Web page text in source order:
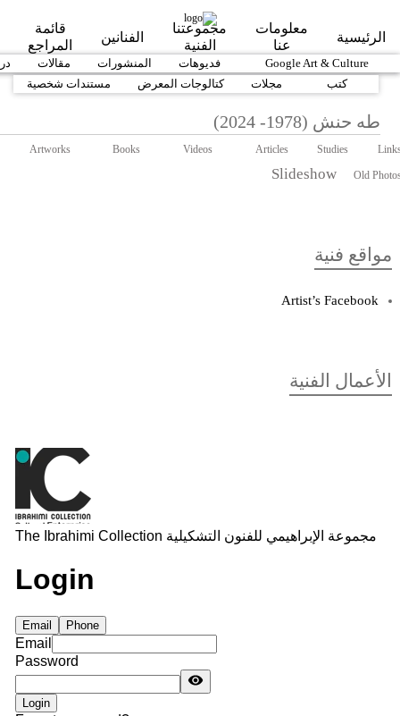
الرئيسية
معلومات
عنا
مجموعتنا
الفنية
الفنانين
1890-1919
1920-1939
1940-1959
1960-1979
قائمة
المراجع
Google Art & Culture فديوهات
المنشورات
كتب
مجلات كتالوجات المعرض مستندات شخصية
مقالات
طه حنش (1978- 2024)
Artworks Books Videos Articles Studies
Slideshow Old
مواقع فنية
Artist’s Facebook
الأعمال الفنية